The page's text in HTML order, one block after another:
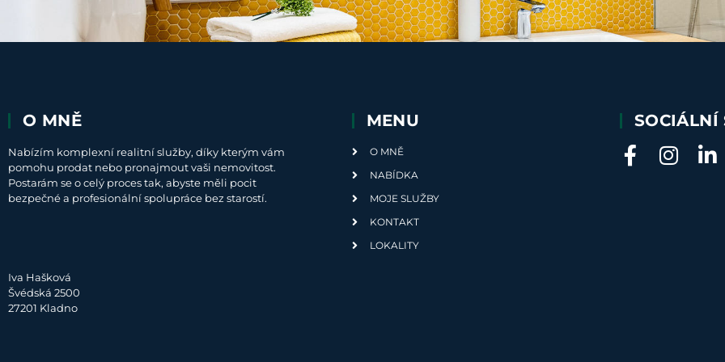
O MNĚ
Nabízím komplexní realitní služby, díky kterým vám
pomohu prodat nebo pronajmout vaši nemovitost.
Postarám se o celý proces tak, abyste měli pocit
bezpečné a profesionální spolupráce bez starostí.
Iva Hašková
Švédská 2500
27201 Kladno
MENU
O MNĚ
NABÍDKA
MOJE SLUŽBY
KONTAKT
LOKALITY
SOCIÁLNÍ